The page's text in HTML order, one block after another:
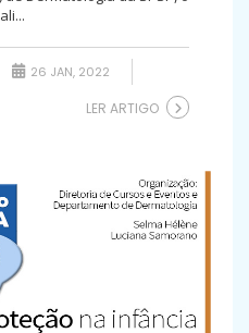
26 JAN, 2022
LER ARTIGO